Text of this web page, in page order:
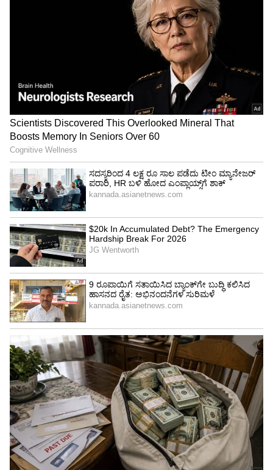
ಬಾಡಿಗೆ ಒಪ್ಪಂದವನ್ನು ಗಮನಿಸಿ (Rental Agreement):
ಸಹಿ ಮಾಡುವ ಮುನ್ನವೇ ಪೇಂಟಿಂಗ್ ಚಾರ್ಜ್, ನೋಟಿಸ್
ಪಿರಿಯಡ್ ಮತ್ತು ಡೆಪಾಸಿಟ್ ಕಡಿತದ ಬಗ್ಗೆ ಎಲ್ಲಾ
ಫೋಟೋ ಮತ್ತು ವಿಡಿಯೋ ಪುರಾವೆ:
ಮನೆಗೆ
ಪ್ರವೇಶಿಸುವಾಗ ಮತ್ತು ಮನೆ ಬಿಡುವಾಗ ಮನೆಯ ಸ್ಥಿತಿಯ
ಫೋಟೋ ಹಾಗೂ ವಿಡಿಯೋ ರೆಕಾರ್ಡ್ ಮಾಡಿ ಇಟ್ಟುಕೊಳ್ಳಿ.
ಇದು ಮಾಲೀಕರು ಸುಳ್ಳು ಹಾನಿಯ ನೆಪ ಹೇಳುವುದನ್ನು
ತಡೆಯುತ್ತದೆ.
ಲಿಖಿತ ಲೆಕ್ಕ ಕೇಳಿ (Written Breakdown):ಮಾಲೀಕರು
ಹಣ ಕಡಿತಗೊಳಿಸಿದರೆ, ಅದಕ್ಕೆ ಸಂಬಂಧಿಸಿದ ಬಿಲ್‌ಗಳು
ಅಥವಾ ಇನ್‌ವಾಯ್ಸ್‌ಗಳನ್ನು ಕೇಳುವ ಹಕ್ಕು ನಿಮಗೆ ಇದೆ.